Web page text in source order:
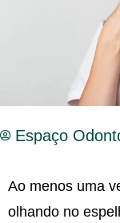
Espaço
Ao menos uma
olhando no